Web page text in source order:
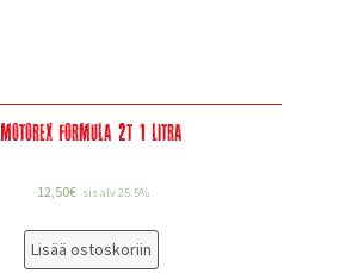
Motorex Formula 2T 1 Litra
12,50€ sis alv 25.5%
Lisää ostoskoriin